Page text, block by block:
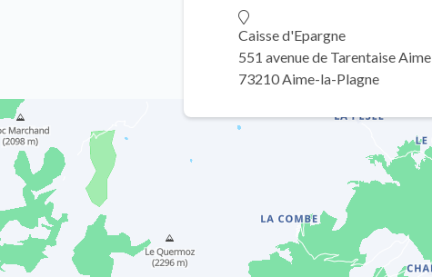
Caisse d'Epargne
551 avenue de Tarentaise Aime
73210 Aime-la-Plagne